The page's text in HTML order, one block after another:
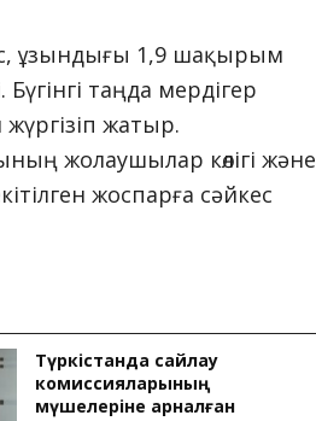
ұзындығы 1,9 шақырым
таңда мердігер
жатыр.
жолаушылар көлігі және
жоспарға сәйкес
Түркістанда сайлау
комиссияларының
мүшелеріне арналған